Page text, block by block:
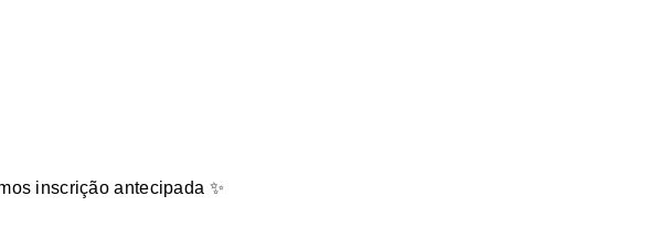
inscrição antecipada ✨